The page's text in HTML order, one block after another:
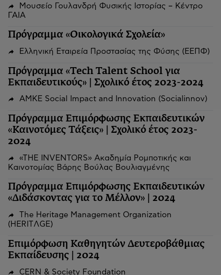
Μουσείο Γουλανδρή Φυσικής Ιστορίας – Κέντρο
ΓΑΙΑ
Πρόγραμμα «Οικολογικά Σχολεία»
Ελληνική Εταιρεία Προστασίας της Φύσης (ΕΕΠΦ)
Πρόγραμμα «Tech Talent School για
Εκπαιδευτικούς» | Σχολικό έτος 2023-2024
ΑΜΚΕ Social Impact and Innovation (Socialinnov)
Πρόγραμμα Επιμόρφωσης Εκπαιδευτικών
«Καινοτόμες Τάξεις» | Σχολικό έτος 2023-
2024
«THE INVENTORS» Ακαδημία Ρομποτικής και
Καινοτομίας Βάρης Βούλας Βουλιαγμένης
Πρόγραμμα Επιμόρφωσης Εκπαιδευτικών
«Διδάσκοντας για το Μέλλον» | 2024
The Heritage Management Organization
(HERITΛGΕ)
Επιμόρφωση Καθηγητών Δευτεροβάθμιας
Εκπαίδευσης | 2024
CERN & Society Foundation